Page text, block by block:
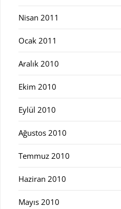
Nisan 2011
Ocak 2011
Aralık 2010
Ekim 2010
Eylül 2010
Ağustos 2010
Temmuz 2010
Haziran 2010
Mayıs 2010